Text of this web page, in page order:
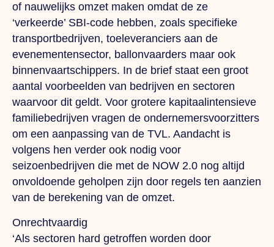
of nauwelijks omzet maken omdat de ze
‘verkeerde’ SBI-code hebben, zoals specifieke
transportbedrijven, toeleveranciers aan de
evenementensector, ballonvaarders maar ook
binnenvaartschippers. In de brief staat een groot
aantal voorbeelden van bedrijven en sectoren
waarvoor dit geldt. Voor grotere kapitaalintensieve
familiebedrijven vragen de ondernemersvoorzitters
om een aanpassing van de TVL. Aandacht is
volgens hen verder ook nodig voor
seizoenbedrijven die met de NOW 2.0 nog altijd
onvoldoende geholpen zijn door regels ten aanzien
van de berekening van de omzet.
Onrechtvaardig
‘Als sectoren hard getroffen worden door